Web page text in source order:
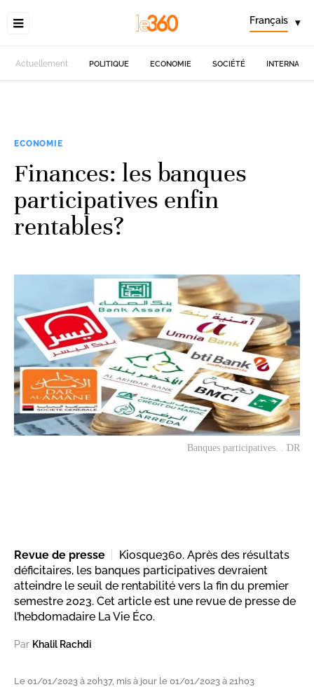
Français ▾
Actuellement POLITIQUE ECONOMIE SOCIÉTÉ
ECONOMIE
Finances: les banques
participatives enfin
rentables?
Banques participatives. . DR
Revue de presse
Kiosque360. Après des résultats
déficitaires, les banques participatives devraient
atteindre le seuil de rentabilité vers la fin du premier
semestre 2023. Cet article est une revue de presse de
l’hebdomadaire La Vie Éco.
Par Khalil Rachdi
Le 01/01/2023 à 20h37, mis à jour le 01/01/2023 à 21h03